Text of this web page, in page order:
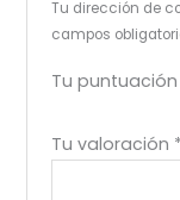
Tu dirección de
campos
Tu puntuación
Tu valoración *